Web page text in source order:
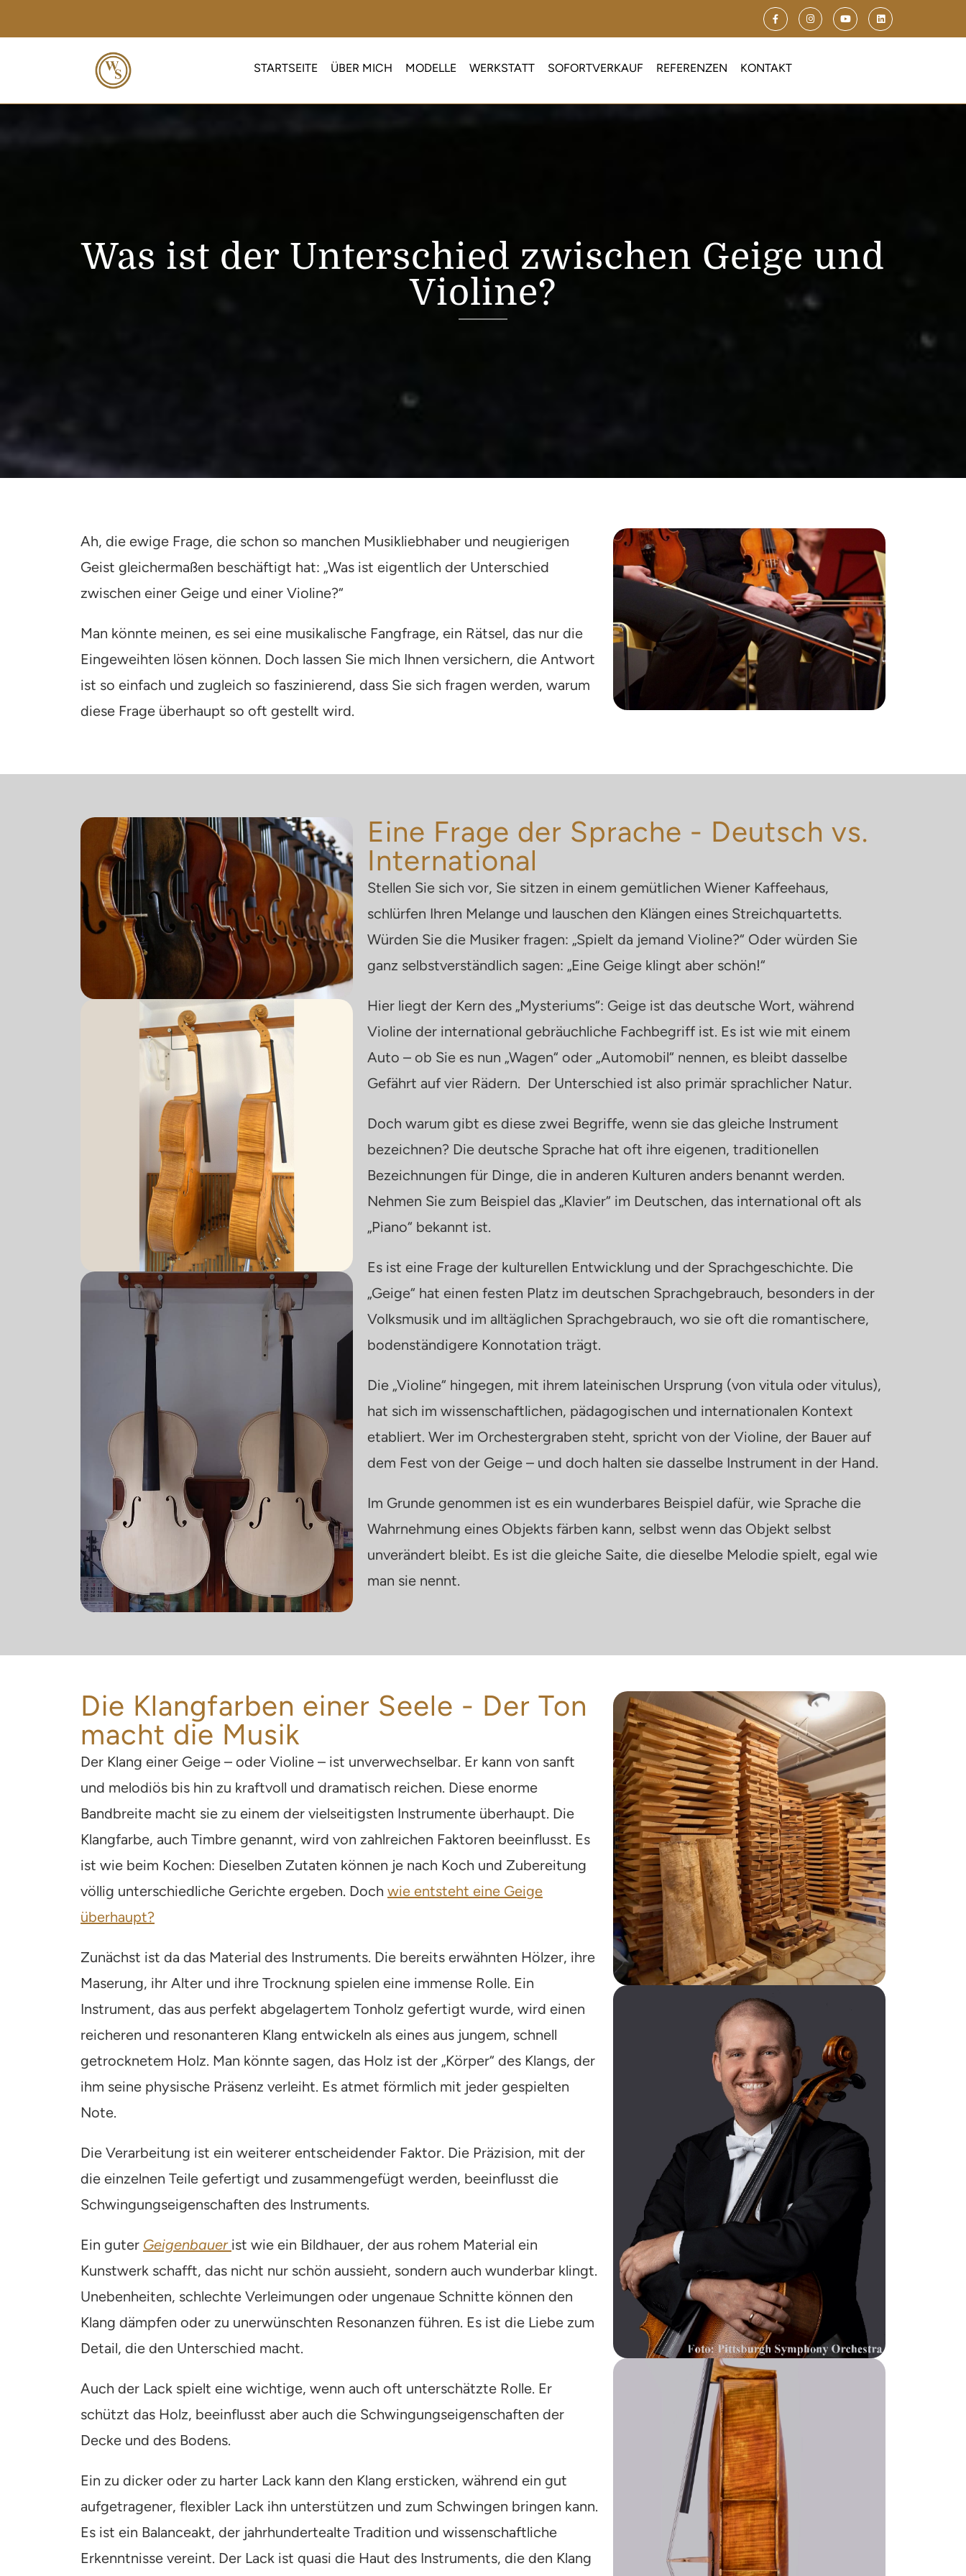
STARTSEITE ÜBER MICH MODELLE WERKSTATT SOFORTVERKAUF REFERENZEN KONTAKT
Was ist der Unterschied zwischen Geige und
Violine?
Ah, die ewige Frage, die schon so manchen Musikliebhaber und neugierigen
Geist gleichermaßen beschäftigt hat: „Was ist eigentlich der Unterschied
zwischen einer Geige und einer Violine?“
Man könnte meinen, es sei eine musikalische Fangfrage, ein Rätsel, das nur die
Eingeweihten lösen können. Doch lassen Sie mich Ihnen versichern, die Antwort
ist so einfach und zugleich so faszinierend, dass Sie sich fragen werden, warum
diese Frage überhaupt so oft gestellt wird.
Eine Frage der Sprache - Deutsch vs.
International
Stellen Sie sich vor, Sie sitzen in einem gemütlichen Wiener Kaffeehaus,
schlürfen Ihren Melange und lauschen den Klängen eines Streichquartetts.
Würden Sie die Musiker fragen: „Spielt da jemand Violine?“ Oder würden Sie
ganz selbstverständlich sagen: „Eine Geige klingt aber schön!“
Hier liegt der Kern des „Mysteriums“: Geige ist das deutsche Wort, während
Violine der international gebräuchliche Fachbegriff ist. Es ist wie mit einem
Auto – ob Sie es nun „Wagen“ oder „Automobil“ nennen, es bleibt dasselbe
Gefährt auf vier Rädern. Der Unterschied ist also primär sprachlicher Natur.
Doch warum gibt es diese zwei Begriffe, wenn sie das gleiche Instrument
bezeichnen? Die deutsche Sprache hat oft ihre eigenen, traditionellen
Bezeichnungen für Dinge, die in anderen Kulturen anders benannt werden.
Nehmen Sie zum Beispiel das „Klavier“ im Deutschen, das international oft als
„Piano“ bekannt ist.
Es ist eine Frage der kulturellen Entwicklung und der Sprachgeschichte. Die
„Geige“ hat einen festen Platz im deutschen Sprachgebrauch, besonders in der
Volksmusik und im alltäglichen Sprachgebrauch, wo sie oft die romantischere,
bodenständigere Konnotation trägt.
Die „Violine“ hingegen, mit ihrem lateinischen Ursprung (von vitula oder vitulus),
hat sich im wissenschaftlichen, pädagogischen und internationalen Kontext
etabliert. Wer im Orchestergraben steht, spricht von der Violine, der Bauer auf
dem Fest von der Geige – und doch halten sie dasselbe Instrument in der Hand.
Im Grunde genommen ist es ein wunderbares Beispiel dafür, wie Sprache die
Wahrnehmung eines Objekts färben kann, selbst wenn das Objekt selbst
unverändert bleibt. Es ist die gleiche Saite, die dieselbe Melodie spielt, egal wie
man sie nennt.
Die Klangfarben einer Seele - Der Ton
macht die Musik
Der Klang einer Geige – oder Violine – ist unverwechselbar. Er kann von sanft
und melodiös bis hin zu kraftvoll und dramatisch reichen. Diese enorme
Bandbreite macht sie zu einem der vielseitigsten Instrumente überhaupt. Die
Klangfarbe, auch Timbre genannt, wird von zahlreichen Faktoren beeinflusst. Es
ist wie beim Kochen: Dieselben Zutaten können je nach Koch und Zubereitung
völlig unterschiedliche Gerichte ergeben. Doch wie entsteht eine Geige
überhaupt?
Zunächst ist da das Material des Instruments. Die bereits erwähnten Hölzer, ihre
Maserung, ihr Alter und ihre Trocknung spielen eine immense Rolle. Ein
Instrument, das aus perfekt abgelagertem Tonholz gefertigt wurde, wird einen
reicheren und resonanteren Klang entwickeln als eines aus jungem, schnell
getrocknetem Holz. Man könnte sagen, das Holz ist der „Körper“ des Klangs, der
ihm seine physische Präsenz verleiht. Es atmet förmlich mit jeder gespielten
Note.
Die Verarbeitung ist ein weiterer entscheidender Faktor. Die Präzision, mit der
die einzelnen Teile gefertigt und zusammengefügt werden, beeinflusst die
Schwingungseigenschaften des Instruments.
Ein guter Geigenbauer ist wie ein Bildhauer, der aus rohem Material ein
Kunstwerk schafft, das nicht nur schön aussieht, sondern auch wunderbar klingt.
Unebenheiten, schlechte Verleimungen oder ungenaue Schnitte können den
Klang dämpfen oder zu unerwünschten Resonanzen führen. Es ist die Liebe zum
Detail, die den Unterschied macht.
Auch der Lack spielt eine wichtige, wenn auch oft unterschätzte Rolle. Er
schützt das Holz, beeinflusst aber auch die Schwingungseigenschaften der
Decke und des Bodens.
Ein zu dicker oder zu harter Lack kann den Klang ersticken, während ein gut
aufgetragener, flexibler Lack ihn unterstützen und zum Schwingen bringen kann.
Es ist ein Balanceakt, der jahrhundertealte Tradition und wissenschaftliche
Erkenntnisse vereint. Der Lack ist quasi die Haut des Instruments, die den Klang